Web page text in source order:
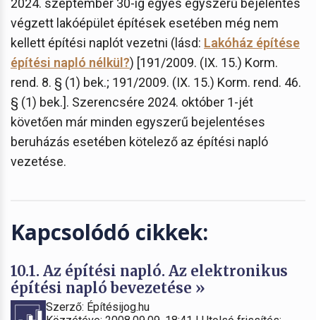
végzett lakóépület építések esetében még nem
kellett építési naplót vezetni (lásd: Lakóház építése
építési napló nélkül?) [191/2009. (IX. 15.) Korm.
rend. 8. § (1) bek.; 191/2009. (IX. 15.) Korm. rend. 46.
§ (1) bek.]. Szerencsére 2024. október 1-jét
követően már minden egyszerű bejelentéses
beruházás esetében kötelező az építési napló
vezetése.
Kapcsolódó cikkek:
10.1. Az építési napló. Az elektronikus
építési napló bevezetése »
Szerző: Építésijog.hu